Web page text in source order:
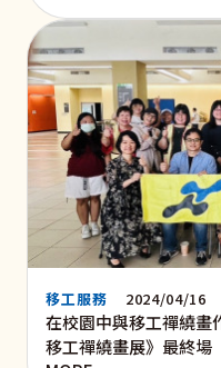
移工服務 2024/04/16
在校園中與移工禪繞畫
移工禪繞畫展》最終場